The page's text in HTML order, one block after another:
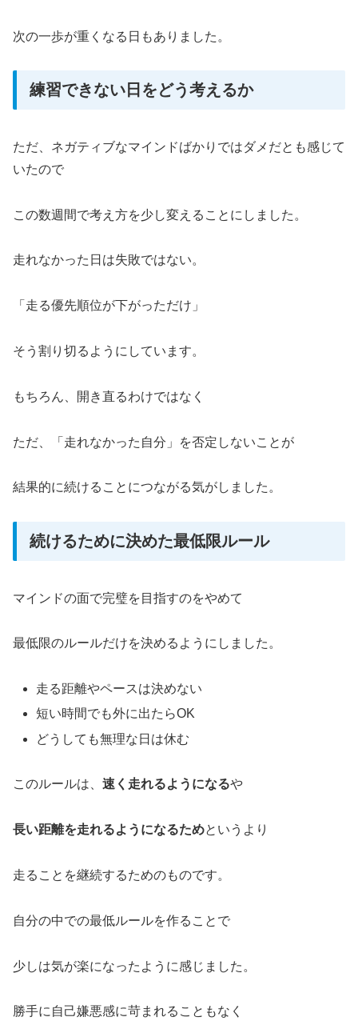
次の一歩が重くなる日もありました。
練習できない日をどう考えるか
ただ、ネガティブなマインドばかりではダメだとも感じて
いたので
この数週間で考え方を少し変えることにしました。
走れなかった日は失敗ではない。
「走る優先順位が下がっただけ」
そう割り切るようにしています。
もちろん、開き直るわけではなく
ただ、「走れなかった自分」を否定しないことが
結果的に続けることにつながる気がしました。
続けるために決めた最低限ルール
マインドの面で完璧を目指すのをやめて
最低限のルールだけを決めるようにしました。
走る距離やペースは決めない
短い時間でも外に出たらOK
どうしても無理な日は休む
このルールは、 速く走れるようになるや
長い距離を走れるようになるためというより
走ることを継続するためのものです。
自分の中での最低ルールを作ることで
少しは気が楽になったように感じました。
勝手に自己嫌悪感に苛まれることもなく